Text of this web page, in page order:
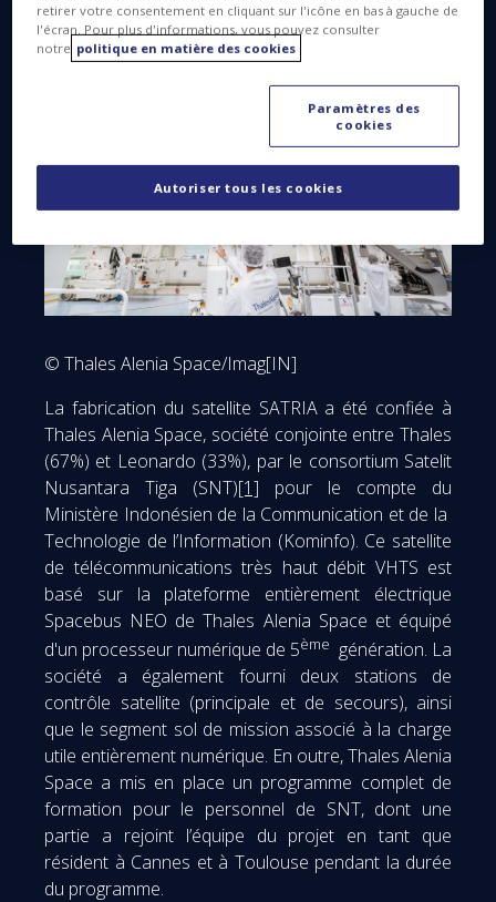
satellitaires ou terrestres existantes.
© Thales Alenia Space/Imag[IN]
La fabrication du satellite SATRIA a été confiée à
Thales Alenia Space, société conjointe entre Thales
(67%) et Leonardo (33%), par le consortium Satelit
Nusantara Tiga (SNT)[1] pour le compte du
Ministère Indonésien de la Communication et de la
Technologie de l’Information (Kominfo). Ce satellite
de télécommunications très haut débit VHTS est
basé sur la plateforme entièrement électrique
Spacebus NEO de Thales Alenia Space et équipé
d'un processeur numérique de 5ème génération. La
société a également fourni deux stations de
contrôle satellite (principale et de secours), ainsi
que le segment sol de mission associé à la charge
utile entièrement numérique. En outre, Thales Alenia
Space a mis en place un programme complet de
formation pour le personnel de SNT, dont une
partie a rejoint l’équipe du projet en tant que
résident à Cannes et à Toulouse pendant la durée
du programme.
retirer votre consentement en cliquant sur l'icône en bas à gauche de
l'écran. Pour plus d'informations, vous pouvez consulter
notre politique en matière des cookies
Paramètres des
cookies
Autoriser tous les cookies